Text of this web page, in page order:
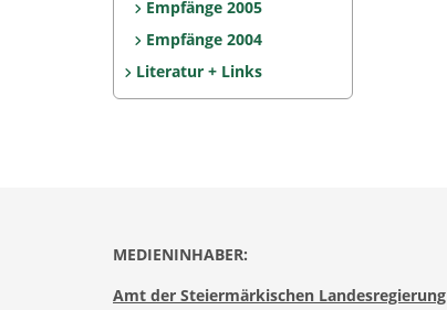
Empfänge 2005
Empfänge 2004
Literatur + Links
MEDIENINHABER:
Amt der Steiermärkischen Landesregierung